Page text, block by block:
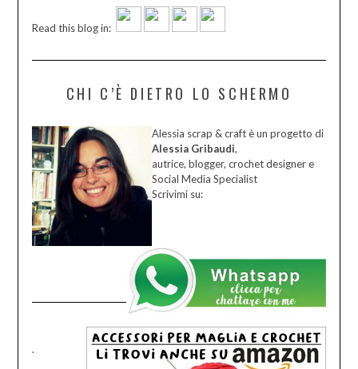
Read this blog in:
CHI C’È DIETRO LO SCHERMO
Alessia scrap & craft è un progetto di
Alessia Gribaudi,
autrice, blogger, crochet designer e
Social Media Specialist
Scrivimi su:
.